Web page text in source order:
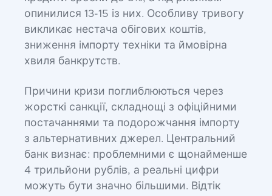
опинилися 13-15 із них. Особливу тривогу
викликає нестача обігових коштів,
зниження імпорту техніки та ймовірна
хвиля банкрутств.
Причини кризи поглиблюються через
жорсткі санкції, складнощі з офіційними
постачаннями та подорожчання імпорту
з альтернативних джерел. Центральний
банк визнає: проблемними є щонайменше
4 трильйони рублів, а реальні цифри
можуть бути значно більшими. Відтік